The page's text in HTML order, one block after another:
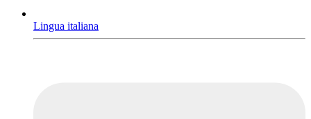
Lingua italiana